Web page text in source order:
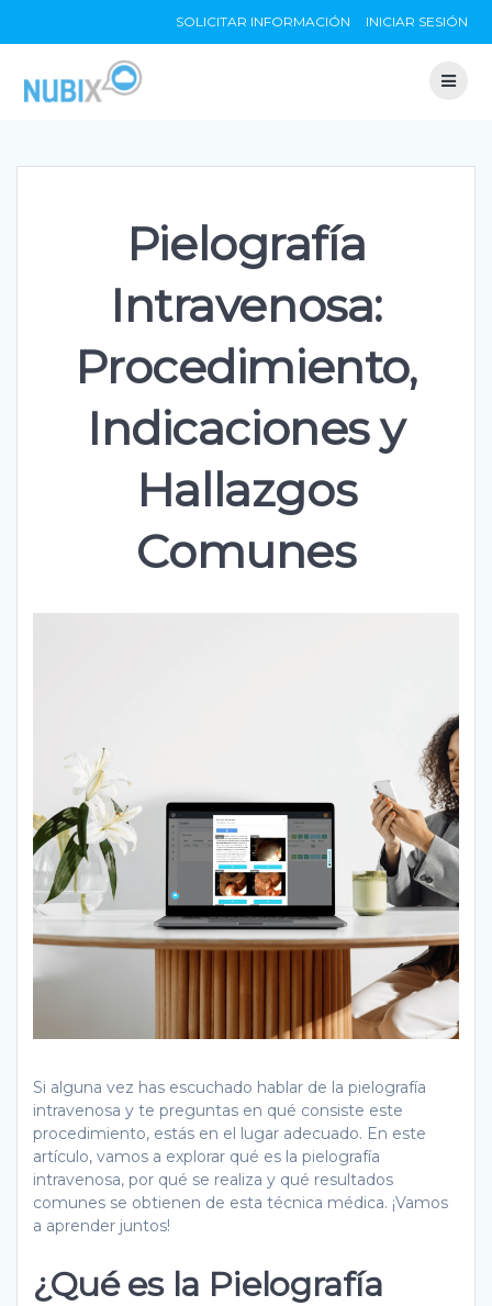
to
SOLICITAR INFORMACIÓN INICIAR SESIÓN
Pielografía
Intravenosa:
Procedimiento,
Indicaciones y
Hallazgos
Comunes
Si alguna vez has escuchado hablar de la pielografía
intravenosa y te preguntas en qué consiste este
procedimiento, estás en el lugar adecuado. En este
artículo, vamos a explorar qué es la pielografía
intravenosa, por qué se realiza y qué resultados
comunes se obtienen de esta técnica médica. ¡Vamos
a aprender juntos!
¿Qué es la Pielografía